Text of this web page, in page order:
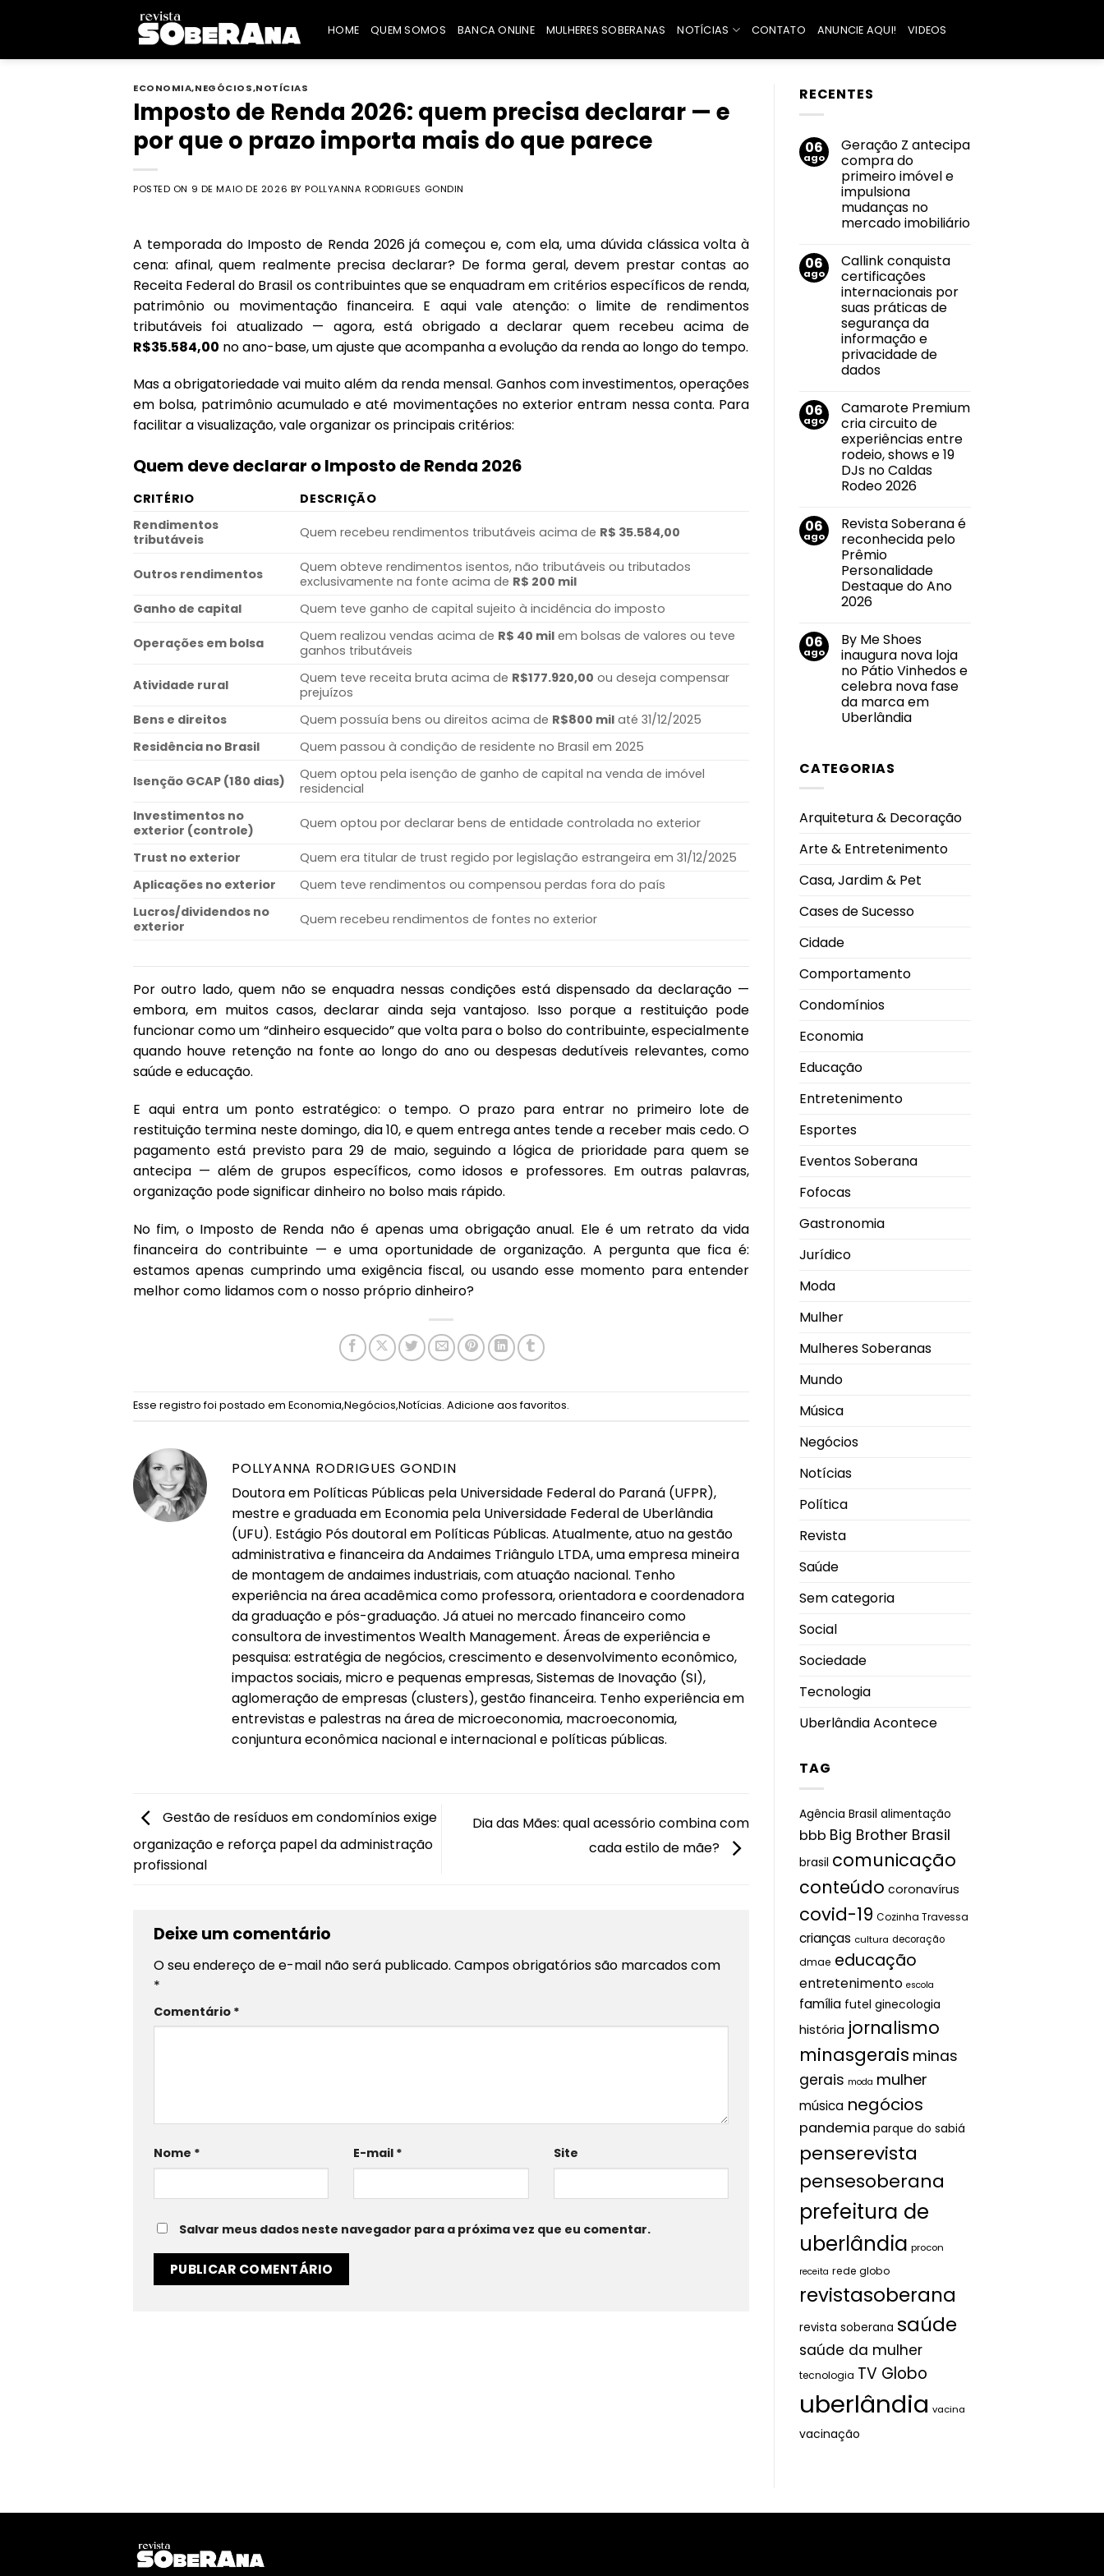
HOME QUEM SOMOS BANCA ONLINE MULHERES SOBERANAS NOTÍCIAS CONTATO ANUNCIE AQUI! VIDEOS
ECONOMIA,NEGÓCIOS,NOTÍCIAS
Imposto de Renda 2026: quem precisa declarar — e
por que o prazo importa mais do que parece
POSTED ON 9 DE MAIO DE 2026 BYPOLLYANNA RODRIGUES GONDIN
A temporada do Imposto de Renda 2026 já começou e, com ela, uma dúvida clássica volta à
cena: afinal, quem realmente precisa declarar? De forma geral, devem prestar contas ao
Receita Federal do Brasil os contribuintes que se enquadram em critérios específicos de renda,
patrimônio ou movimentação financeira. E aqui vale atenção: o limite de rendimentos
tributáveis foi atualizado — agora, está obrigado a declarar quem recebeu acima de
R$35.584,00 no ano-base, um ajuste que acompanha a evolução da renda ao longo do tempo.
Mas a obrigatoriedade vai muito além da renda mensal. Ganhos com investimentos, operações
em bolsa, patrimônio acumulado e até movimentações no exterior entram nessa conta. Para
facilitar a visualização, vale organizar os principais critérios:
Quem deve declarar o Imposto de Renda 2026
CRITÉRIO
DESCRIÇÃO
Rendimentos
tributáveis
Quem recebeu rendimentos tributáveis acima de R$ 35.584,00
Outros rendimentos
Quem obteve rendimentos isentos, não tributáveis ou tributados
exclusivamente na fonte acima de R$ 200 mil
Ganho de capital
Quem teve ganho de capital sujeito à incidência do imposto
Operações em bolsa Quem realizou vendas acima de R$ 40 mil em bolsas de valores ou teve
ganhos tributáveis
Atividade rural Quem teve receita bruta acima de R$177.920,00 ou deseja compensar
prejuízos
Bens e direitos
Quem possuía bens ou direitos acima de R$800 mil até 31/12/2025
Residência no Brasil
Quem passou à condição de residente no Brasil em 2025
Isenção GCAP (180 dias)
Quem optou pela isenção de ganho de capital na venda de imóvel
residencial
Investimentos no
exterior (controle)
Quem optou por declarar bens de entidade controlada no exterior
Trust no exterior
Quem era titular de trust regido por legislação estrangeira em 31/12/2025
Aplicações no exterior
Quem teve rendimentos ou compensou perdas fora do país
Lucros/dividendos no
exterior
Quem recebeu rendimentos de fontes no exterior
Por outro lado, quem não se enquadra nessas condições está dispensado da declaração —
embora, em muitos casos, declarar ainda seja vantajoso. Isso porque a restituição pode
funcionar como um “dinheiro esquecido” que volta para o bolso do contribuinte, especialmente
quando houve retenção na fonte ao longo do ano ou despesas dedutíveis relevantes, como
saúde e educação.
E aqui entra um ponto estratégico: o tempo. O prazo para entrar no primeiro lote de
restituição termina neste domingo, dia 10, e quem entrega antes tende a receber mais cedo. O
pagamento está previsto para 29 de maio, seguindo a lógica de prioridade para quem se
antecipa — além de grupos específicos, como idosos e professores. Em outras palavras,
organização pode significar dinheiro no bolso mais rápido.
No fim, o Imposto de Renda não é apenas uma obrigação anual. Ele é um retrato da vida
financeira do contribuinte — e uma oportunidade de organização. A pergunta que fica é:
estamos apenas cumprindo uma exigência fiscal, ou usando esse momento para entender
melhor como lidamos com o nosso próprio dinheiro?
Esse registro foi postado em Economia,Negócios,Notícias. Adicione aos favoritos.
POLLYANNA RODRIGUES GONDIN
Doutora em Políticas Públicas pela Universidade Federal do Paraná (UFPR),
mestre e graduada em Economia pela Universidade Federal de Uberlândia
(UFU). Estágio Pós doutoral em Políticas Públicas. Atualmente, atuo na gestão
administrativa e financeira da Andaimes Triângulo LTDA, uma empresa mineira
de montagem de andaimes industriais, com atuação nacional. Tenho
experiência na área acadêmica como professora, orientadora e coordenadora
da graduação e pós-graduação. Já atuei no mercado financeiro como
consultora de investimentos Wealth Management. Áreas de experiência e
pesquisa: estratégia de negócios, crescimento e desenvolvimento econômico,
impactos sociais, micro e pequenas empresas, Sistemas de Inovação (SI),
aglomeração de empresas (clusters), gestão financeira. Tenho experiência em
entrevistas e palestras na área de microeconomia, macroeconomia,
conjuntura econômica nacional e internacional e políticas públicas.
Gestão de resíduos em condomínios exige
organização e reforça papel da administração
profissional
Dia das Mães: qual acessório combina com
cada estilo de mãe?
Deixe um comentário
O seu endereço de e-mail não será publicado. Campos obrigatórios são marcados com
*
Comentário *
Nome * E-mail * Site
Salvar meus dados neste navegador para a próxima vez que eu comentar.
RECENTES
06
ago
Geração Z antecipa
compra do
primeiro imóvel e
impulsiona
mudanças no
mercado imobiliário
em
Geração
Z
antecipa
compra
do
primeiro
imóvel
e
impulsiona
mudanças
no
06
ago
Callink conquista
certificações
internacionais por
suas práticas de
segurança da
informação e
privacidade de
dados
em
Callink
conquista
certificações
internacionais
por
suas
práticas
de
informação
e
privacidade
de
dados
06
ago
Camarote Premium
cria circuito de
experiências entre
rodeio, shows e 19
DJs no Caldas
Rodeo 2026
em
Camarote
Premium
cria
circuito
de
experiências
entre
rodeio,
19
DJs
no
Caldas
Rodeo
2026
06
ago
Revista Soberana é
reconhecida pelo
Prêmio
Personalidade
Destaque do Ano
2026
em
Revista
Soberana
é
reconhecida
pelo
Prêmio
Personalidade
Destaque
06
ago
By Me Shoes
inaugura nova loja
no Pátio Vinhedos e
celebra nova fase
da marca em
Uberlândia
By
Me
loja
Vinhedos
celebra
nova
da
marca
CATEGORIAS
Arquitetura & Decoração
Arte & Entretenimento
Casa, Jardim & Pet
Cases de Sucesso
Cidade
Comportamento
Condomínios
Economia
Educação
Entretenimento
Esportes
Eventos Soberana
Fofocas
Gastronomia
Jurídico
Moda
Mulher
Mulheres Soberanas
Mundo
Música
Negócios
Notícias
Política
Revista
Saúde
Sem categoria
Social
Sociedade
Tecnologia
Uberlândia Acontece
TAG
Agência Brasil alimentação
bbb Big Brother Brasil
brasil comunicação
conteúdo coronavírus
covid-19 Cozinha Travessa
crianças cultura decoração
dmae educação
entretenimento escola
família futel ginecologia
história jornalismo
minasgerais minas
gerais moda mulher
música negócios
pandemia parque do sabiá
penserevista
pensesoberana
prefeitura de
uberlândia procon
receita rede globo
revistasoberana
revista soberana saúde
saúde da mulher
tecnologia TV Globo
uberlândia vacina
vacinação